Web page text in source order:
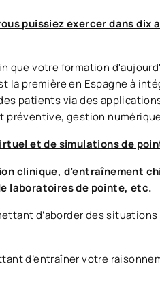
puissiez exercer dans dix
que votre formation
la première en Espagne à
patients via des
préventive, gestion
et de simulations de
clinique, d’entraînement
laboratoires de pointe, etc.
d’aborder des
d’entraîner votre